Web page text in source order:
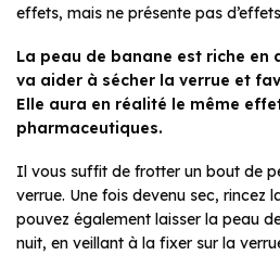
effets, mais ne présente pas
La peau de banane est riche en
va aider à sécher la verrue et
Elle aura en réalité le même
pharmaceutiques.
Il vous suffit de frotter un bout de
verrue. Une fois devenu sec, rincez
pouvez également laisser la peau
nuit, en veillant à la fixer sur la